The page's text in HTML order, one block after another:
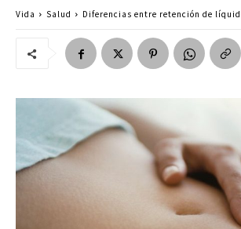
Vida Salud Diferencias entre retención de